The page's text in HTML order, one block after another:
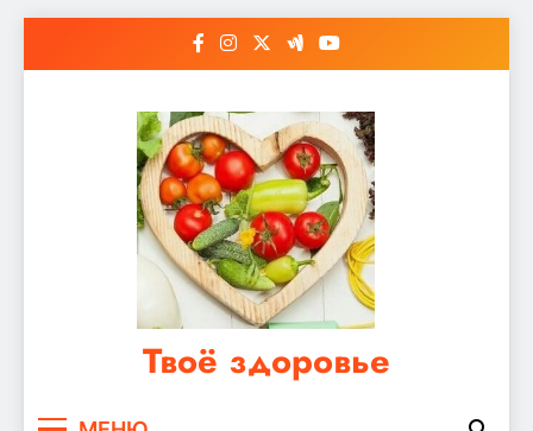
Твоё здоровье